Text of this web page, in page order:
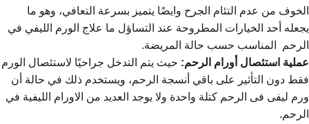
الخوف من عدم التئام الجرح وايضًا يتميز بسرعة التعافي، وهو ما
يجعله أحد الخيارات المطروحة عند التساؤل ما علاج الورم الليفي في
الرحم
المناسب حسب حالة المريضة.
عملية استئصال أورام الرحم: حيث يتم التدخل جراحيًا لاستئصال الورم
فقط دون التأثير على باقي أنسجة الرحم، ويستخدم ذلك في حالة أن
ورم ليفى فى الرحم كتلة واحدة ولا يوجد العديد من الاورام الليفية في
الرحم.